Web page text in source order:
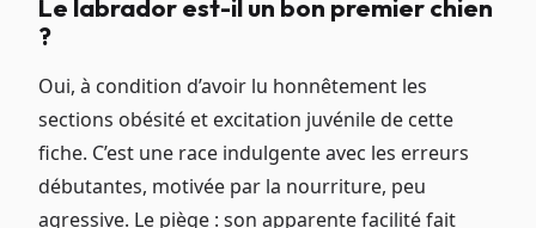
Le labrador est-il un bon premier chien
?
Oui, à condition d’avoir lu honnêtement les
sections obésité et excitation juvénile de cette
fiche. C’est une race indulgente avec les erreurs
débutantes, motivée par la nourriture, peu
agressive. Le piège : son apparente facilité fait